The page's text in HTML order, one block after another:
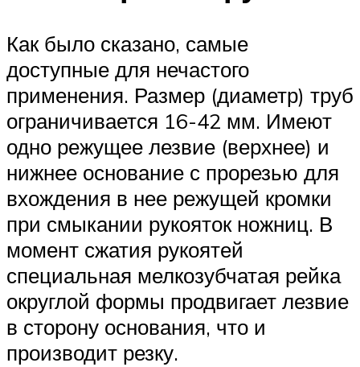
Как было сказано, самые
доступные для нечастого
применения. Размер (диаметр) труб
ограничивается 16-42 мм. Имеют
одно режущее лезвие (верхнее) и
нижнее основание с прорезью для
вхождения в нее режущей кромки
при смыкании рукояток ножниц. В
момент сжатия рукоятей
специальная мелкозубчатая рейка
округлой формы продвигает лезвие
в сторону основания, что и
производит резку.